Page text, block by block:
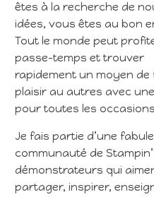
êtes à la recherche de
idées, vous êtes au bon
Tout le monde peut
passe-temps et trouver
rapidement un moyen de
plaisir au autres avec
pour toutes les
Je fais partie d’une
communauté de Stampin’
démonstrateurs qui
partager, inspirer,